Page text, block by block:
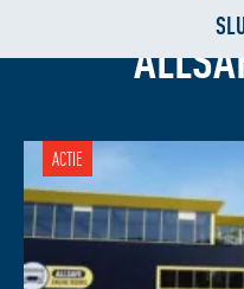
ACTIE